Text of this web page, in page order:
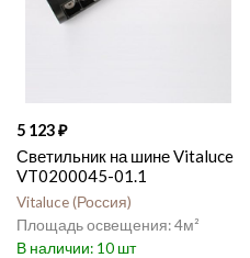
5 123
Светильник на шине Vitaluce
VT0200045-01.1
Vitaluce Россия
4
10